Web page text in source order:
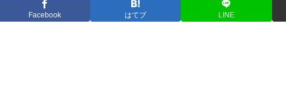
Facebook はてブ LINE